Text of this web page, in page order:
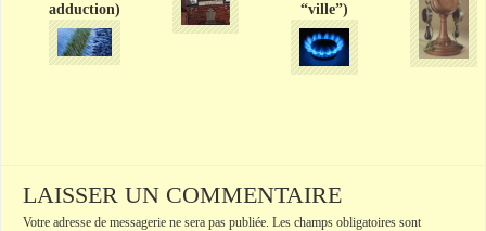
adduction)
“ville”)
LAISSER UN COMMENTAIRE
Votre adresse de messagerie ne sera pas publiée. Les champs obligatoires sont